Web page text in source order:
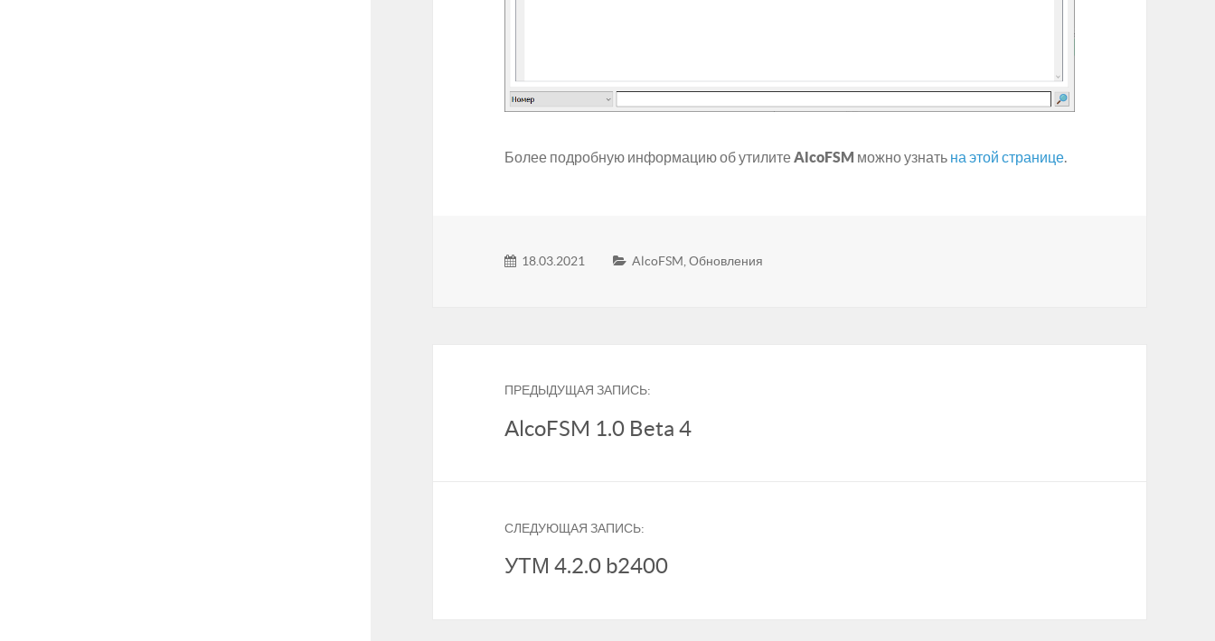
Более подробную информацию об утилитеAlcoFSM можно узнать на этой странице.
18.03.2021 AlcoFSM Обновления
ПРЕДЫДУЩАЯ ЗАПИСЬ:
AlcoFSM 1.0 Beta 4
СЛЕДУЮЩАЯ ЗАПИСЬ:
УТМ 4.2.0 b2400